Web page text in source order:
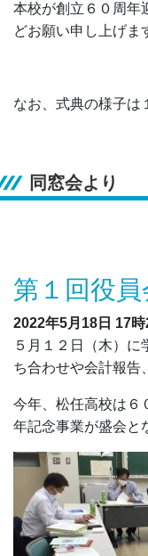
本校が創立６０周年
どお願い申し上げま
なお、式典の様子は
同窓会より
第１回役
2022年5月18日 17
５月１２日（木）
ち合わせや会計報告
今年、松任高校は６
年記念事業が盛会と